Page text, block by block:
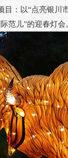
目：以“点亮银川
范儿”的迎春灯会